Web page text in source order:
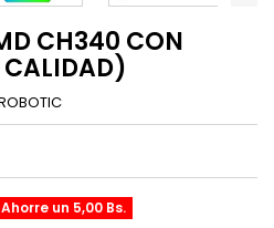
CH340 CON
Ahorre un 5,00 Bs.